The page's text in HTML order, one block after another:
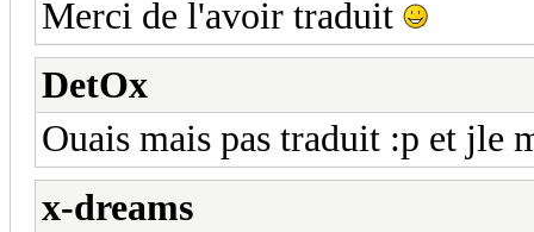
Merci de l'avoir traduit
DetOx
Ouais mais pas traduit :p et jle
x-dreams